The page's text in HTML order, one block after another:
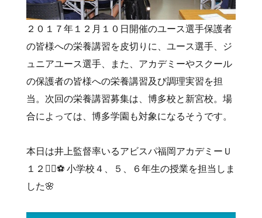
２０１７年１２月１０日開催のユース選手保護者
の皆様への栄養講習を皮切りに、ユース選手、ジ
ュニアユース選手、また、アカデミーやスクール
の保護者の皆様への栄養講習及び調理実習を担
当。次回の栄養講習募集は、博多校と新宮校。場
合によっては、博多学園も対象になるそうです。
本日は井上監督率いるアビスパ福岡アカデミーＵ
１２🏃‍♀️⚽️ 小学校４、５、６年生の授業を担当しま
した🌸